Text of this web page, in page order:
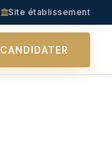
Site établissement
CANDIDATER